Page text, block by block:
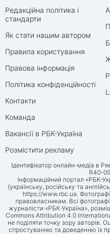
Редакційна політика і
стандарти
Як стати нашим автором
Правила користування
Правова інформація
Політика конфіденційності
Контакти
Команда
Вакансії в РБК-Україна
Розмістити рекламу
Ідентифікатор онлайн-медіа в
R40-
Інформаційний портал «РБК-
(українську, російську та
https://www.rbc.ua.
правовласникам. Всі
журналісти «РБК-Україна»,
Commons Attribution 4.0
не поділяти точку зору авторів.
спростуванню та доведенню їх